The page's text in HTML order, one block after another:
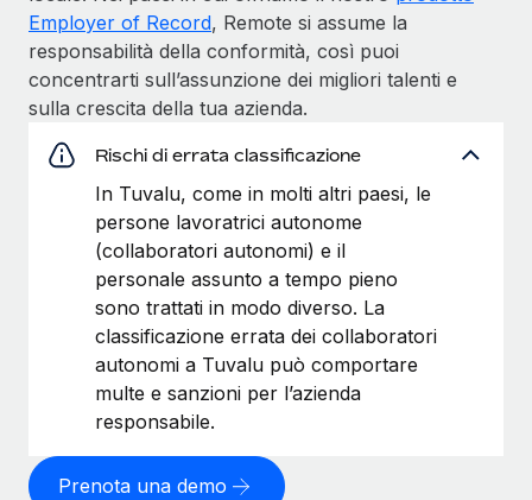
Employer of Record, Remote si assume la
responsabilità della conformità, così puoi
concentrarti sull’assunzione dei migliori talenti e
sulla crescita della tua azienda.
Rischi di errata classificazione
In Tuvalu, come in molti altri paesi, le
persone lavoratrici autonome
(collaboratori autonomi) e il
personale assunto a tempo pieno
sono trattati in modo diverso. La
classificazione errata dei collaboratori
autonomi a Tuvalu può comportare
multe e sanzioni per l’azienda
responsabile.
Prenota una demo